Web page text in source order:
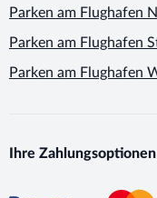
Parken am Flughafen
Parken am Flughafen
Parken am Flughafen
Ihre Zahlungsoptionen